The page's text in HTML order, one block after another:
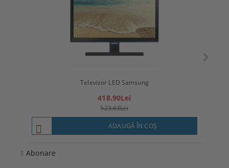
Televizor LED Samsung
418.90Lei
523.63Lei
ADAUGĂ ÎN COŞ
Abonare